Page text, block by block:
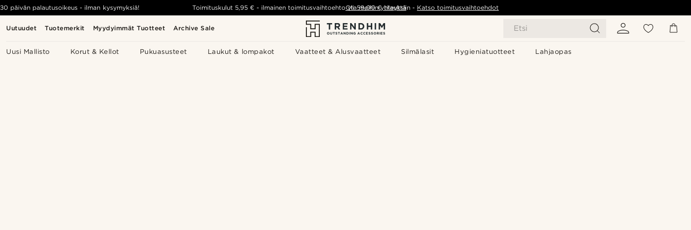
Uutuudet Tuotemerkit Myydyimmät Tuotteet Archive Sale Etsi
Uusi Mallisto Korut & Kellot Pukuasusteet Laukut & lompakot Vaatteet & Alusvaatteet Silmälasit Hygieniatuotteet Lahjaopas
30 päivän palautusoikeus - ilman kysymyksiä! Toimituskulut 5,95 € - ilmainen toimitusvaihtoehto yli 59,00 €tilauksiin - Katso toimitusvaihtoehdot
Ota meihin yhteyttä